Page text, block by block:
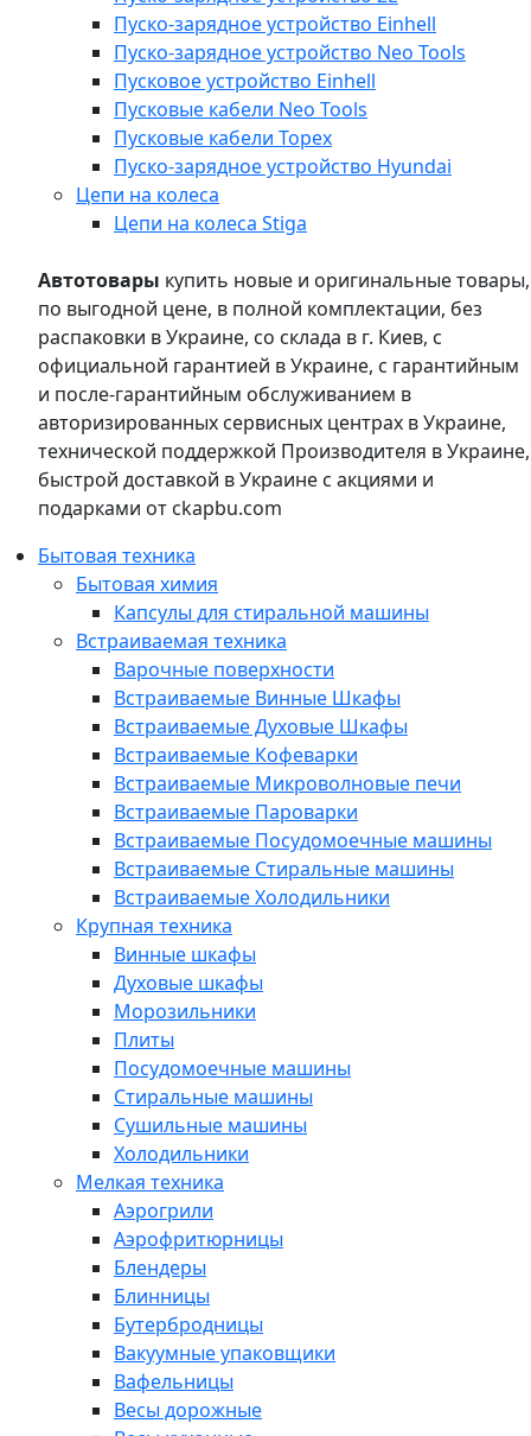
Пуско-зарядное устройство Einhell
Пуско-зарядное устройство Neo Tools
Пусковое устройство Einhell
Пусковые кабели Neo Tools
Пусковые кабели Topex
Пуско-зарядное устройство Hyundai
Цепи на колеса
Цепи на колеса Stiga
Автотовары купить новые и оригинальные товары,
по выгодной цене, в полной комплектации, без
распаковки в Украине, со склада в г. Киев, с
официальной гарантией в Украине, с гарантийным
и после-гарантийным обслуживанием в
авторизированных сервисных центрах в Украине,
технической поддержкой Производителя в Украине,
быстрой доставкой в Украине с акциями и
подарками от ckapbu.com
Бытовая техника
Бытовая химия
Капсулы для стиральной машины
Встраиваемая техника
Варочные поверхности
Встраиваемые Винные Шкафы
Встраиваемые Духовые Шкафы
Встраиваемые Кофеварки
Встраиваемые Микроволновые печи
Встраиваемые Пароварки
Встраиваемые Посудомоечные машины
Встраиваемые Стиральные машины
Встраиваемые Холодильники
Крупная техника
Винные шкафы
Духовые шкафы
Морозильники
Плиты
Посудомоечные машины
Стиральные машины
Сушильные машины
Холодильники
Мелкая техника
Аэрогрили
Аэрофритюрницы
Блендеры
Блинницы
Бутербродницы
Вакуумные упаковщики
Вафельницы
Весы дорожные